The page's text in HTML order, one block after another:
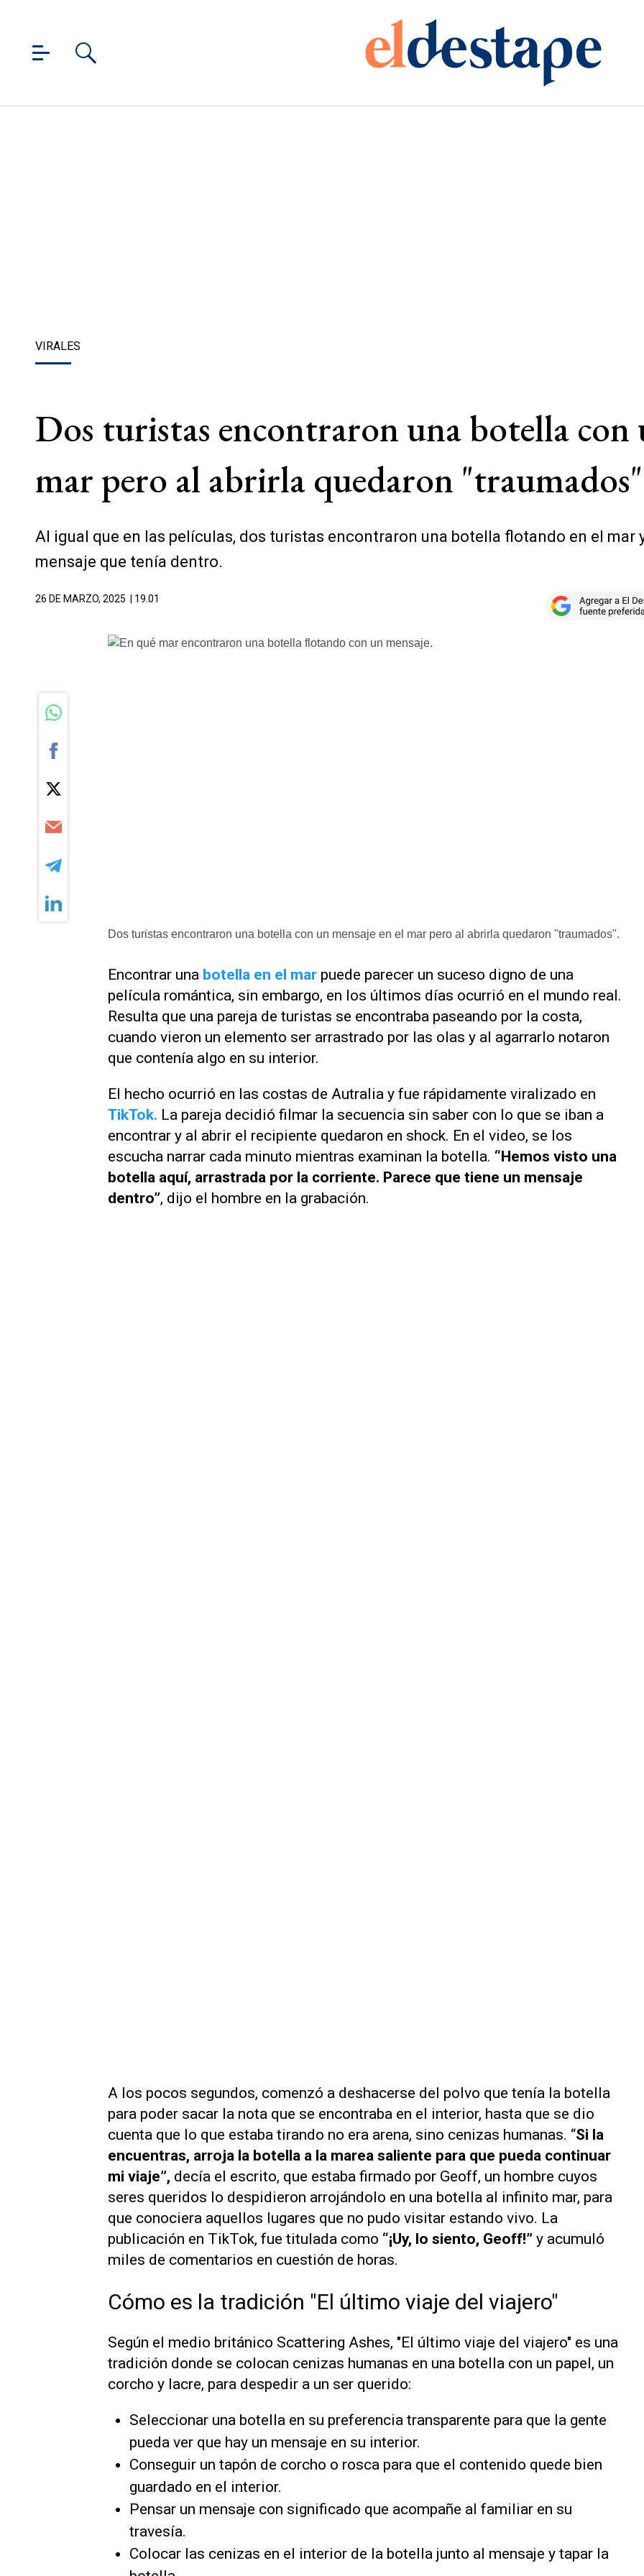
VIRALES
Dos turistas encontraron una botella con
mar pero al abrirla quedaron "traumados"
Al igual que en las películas, dos turistas encontraron una botella flotando en el mar
mensaje que tenía dentro.
26 DE MARZO, 2025 | 19.01
Dos turistas encontraron una botella con un mensaje en el mar pero al abrirla quedaron "traumados".
Encontrar una botella en el mar puede parecer un suceso digno de una
película romántica, sin embargo, en los últimos días ocurrió en el mundo real.
Resulta que una pareja de turistas se encontraba paseando por la costa,
cuando vieron un elemento ser arrastrado por las olas y al agarrarlo notaron
que contenía algo en su interior.
El hecho ocurrió en las costas de Autralia y fue rápidamente viralizado en
TikTok. La pareja decidió filmar la secuencia sin saber con lo que se iban a
encontrar y al abrir el recipiente quedaron en shock. En el video, se los
escucha narrar cada minuto mientras examinan la botella. “Hemos visto una
botella aquí, arrastrada por la corriente. Parece que tiene un mensaje
dentro”, dijo el hombre en la grabación.
A los pocos segundos, comenzó a deshacerse del polvo que tenía la botella
para poder sacar la nota que se encontraba en el interior, hasta que se dio
cuenta que lo que estaba tirando no era arena, sino cenizas humanas. “Si la
encuentras, arroja la botella a la marea saliente para que pueda continuar
mi viaje”, decía el escrito, que estaba firmado por Geoff, un hombre cuyos
seres queridos lo despidieron arrojándolo en una botella al infinito mar, para
que conociera aquellos lugares que no pudo visitar estando vivo. La
publicación en TikTok, fue titulada como “¡Uy, lo siento, Geoff!” y acumuló
miles de comentarios en cuestión de horas.
Cómo es la tradición "El último viaje del viajero"
Según el medio británico Scattering Ashes, "El último viaje del viajero" es una
tradición donde se colocan cenizas humanas en una botella con un papel, un
corcho y lacre, para despedir a un ser querido:
Seleccionar una botella en su preferencia transparente para que la gente
pueda ver que hay un mensaje en su interior.
Conseguir un tapón de corcho o rosca para que el contenido quede bien
guardado en el interior.
Pensar un mensaje con significado que acompañe al familiar en su
travesía.
Colocar las cenizas en el interior de la botella junto al mensaje y tapar la